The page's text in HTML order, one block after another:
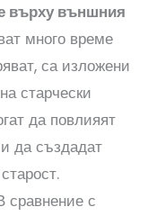
върху външния
много време
са изложени
старчески
да повлияят
да създадат
сравнение с